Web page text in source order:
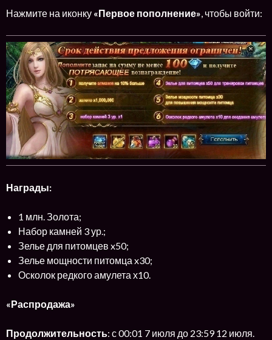
Нажмите на иконку «Первое пополнение», чтобы войти:
Награды:
1 млн. Золота;
Набор камней 3 ур.;
Зелье для питомцев x50;
Зелье мощности питомца x30;
Осколок редкого амулета х10.
«Распродажа»
Продолжительность: с 00:01 7 июля до 23:59 12 июля.